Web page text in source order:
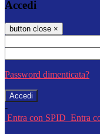
Accedi
button close ×
Password dimenticata?
-
Entra con SPID Entra